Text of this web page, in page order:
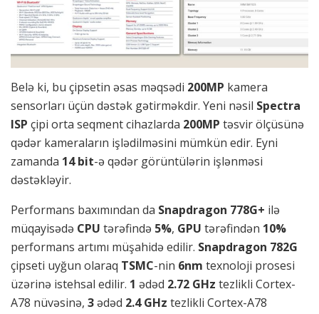
Belə ki, bu çipsetin əsas məqsədi 200MP kamera
sensorları üçün dəstək gətirməkdir. Yeni nəsil Spectra
ISP çipi orta seqment cihazlarda 200MP təsvir ölçüsünə
qədər kameraların işlədilməsini mümkün edir. Eyni
zamanda 14 bit-ə qədər görüntülərin işlənməsi
dəstəkləyir.
Performans baxımından da Snapdragon 778G+ ilə
müqayisədə CPU tərəfində 5%, GPU tərəfindən 10%
performans artımı müşahidə edilir. Snapdragon 782G
çipseti uyğun olaraq TSMC-nin 6nm texnoloji prosesi
üzərinə istehsal edilir. 1 ədəd 2.72 GHz tezlikli Cortex-
A78 nüvəsinə, 3ədəd 2.4 GHz tezlikli Cortex-A78